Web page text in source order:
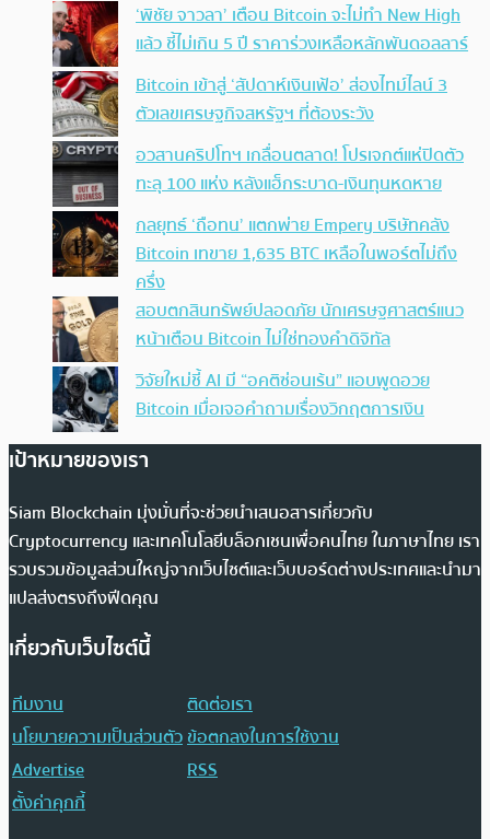
‘พิชัย จาวลา’ เตือน Bitcoin จะไม่ทำ New High
แล้ว ชี้ไม่เกิน 5 ปี ราคาร่วงเหลือหลักพันดอลลาร์
Bitcoin เข้าสู่ ‘สัปดาห์เงินเฟ้อ’ ส่องไทม์ไลน์ 3
ตัวเลขเศรษฐกิจสหรัฐฯ ที่ต้องระวัง
อวสานคริปโทฯ เกลื่อนตลาด! โปรเจกต์แห่ปิดตัว
ทะลุ 100 แห่ง หลังแฮ็กระบาด-เงินทุนหดหาย
กลยุทธ์ ‘ถือทน’ แตกพ่าย Empery บริษัทคลัง
Bitcoin เทขาย 1,635 BTC เหลือในพอร์ตไม่ถึง
ครึ่ง
สอบตกสินทรัพย์ปลอดภัย นักเศรษฐศาสตร์แนว
หน้าเตือน Bitcoin ไม่ใช่ทองคำดิจิทัล
วิจัยใหม่ชี้ AI มี “อคติซ่อนเร้น” แอบพูดอวย
Bitcoin เมื่อเจอคำถามเรื่องวิกฤตการเงิน
เป้าหมายของเรา
Siam Blockchain มุ่งมั่นที่จะช่วยนำเสนอสารเกี่ยวกับ
Cryptocurrency และเทคโนโลยีบล็อกเชนเพื่อคนไทย ในภาษาไทย เรา
รวบรวมข้อมูลส่วนใหญ่จากเว็บไซต์และเว็บบอร์ดต่างประเทศและนำมา
แปลส่งตรงถึงฟีดคุณ
เกี่ยวกับเว็บไซต์นี้
ทีมงาน
ติดต่อเรา
นโยบายความเป็นส่วนตัวข้อตกลงในการใช้งาน
Advertise
RSS
ตั้งค่าคุกกี้